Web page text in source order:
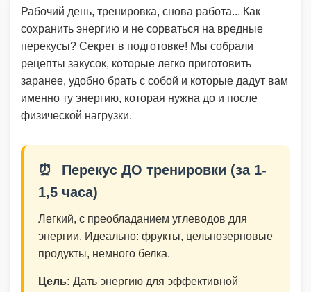
Рабочий день, тренировка, снова работа... Как
сохранить энергию и не сорваться на вредные
перекусы? Секрет в подготовке! Мы собрали
рецепты закусок, которые легко приготовить
заранее, удобно брать с собой и которые дадут вам
именно ту энергию, которая нужна до и после
физической нагрузки.
⏰
Перекус ДО тренировки (за 1-
1,5 часа)
Легкий, с преобладанием углеводов для
энергии. Идеально: фрукты, цельнозерновые
продукты, немного белка.
Цель: Дать энергию для эффективной